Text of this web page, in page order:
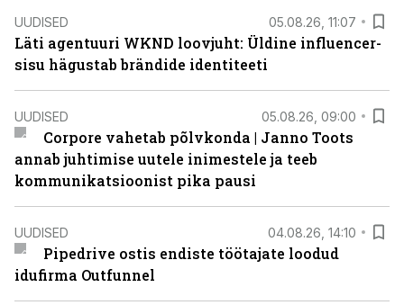
UUDISED 05.08.26, 11:07
Läti agentuuri WKND loovjuht: Üldine influencer-
sisu hägustab brändide identiteeti
UUDISED 05.08.26, 09:00
Corpore vahetab põlvkonda | Janno Toots
annab juhtimise uutele inimestele ja teeb
kommunikatsioonist pika pausi
UUDISED 04.08.26, 14:10
Pipedrive ostis endiste töötajate loodud
idufirma Outfunnel